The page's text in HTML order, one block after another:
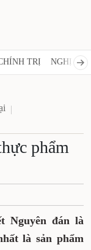
TRỊ NGHỊ
phẩm
Nguyên đán là
là sản phẩm